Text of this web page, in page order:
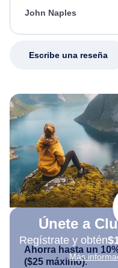
appreciate her excellent
John Naples
Escribe una reseña
Únete a
Regístrate y obtén
Más
Ahorra hasta un
($25 máximo).